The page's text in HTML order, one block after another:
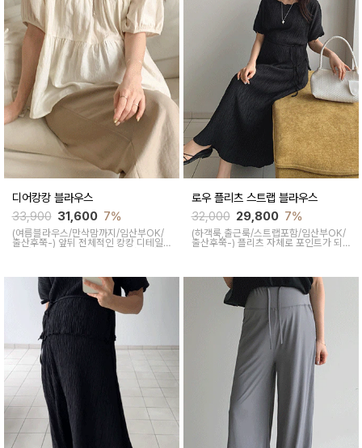
디어캉캉 블라우스
33,900 31,600 7%
(여름블라우스/만삭맘까지/임산부OK/
출산후쭉-) 앞뒤 전체적인 캉캉 디테일
로우 플리츠 스트랩 블라우스
32,000 29,800 7%
(하객룩,출근룩/스트랩포함/임산부OK/
출산후쭉-) 플리츠 자체로 포인트가 되